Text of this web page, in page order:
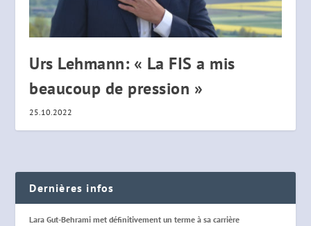
Urs Lehmann: « La FIS a mis
beaucoup de pression »
25.10.2022
Dernières infos
Lara Gut-Behrami met définitivement un terme à sa carrière